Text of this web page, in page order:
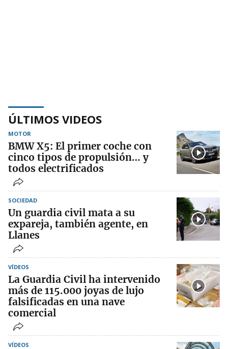
ÚLTIMOS VIDEOS
MOTOR
BMW X5: El primer coche con
cinco tipos de propulsión… y
todos electrificados
SOCIEDAD
Un guardia civil mata a su
expareja, también agente, en
Llanes
VÍDEOS
La Guardia Civil ha intervenido
más de 115.000 joyas de lujo
falsificadas en una nave
comercial
VÍDEOS